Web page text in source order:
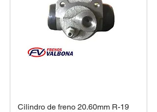
Cilindro de freno 20.60mm R-19